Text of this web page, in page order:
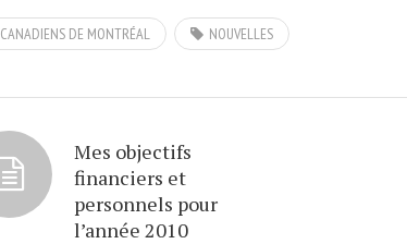
CANADIENS DE MONTRÉAL NOUVELLES
Mes objectifs
financiers et
personnels pour
l’année 2010